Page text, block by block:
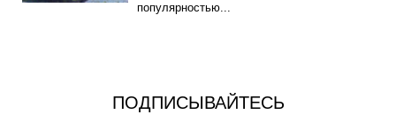
популярностью...
ПОДПИСЫВАЙТЕСЬ